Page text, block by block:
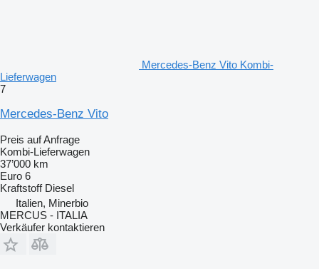
Mercedes-Benz Vito Kombi-
Lieferwagen
7
Mercedes-Benz Vito
Preis auf Anfrage
Kombi-Lieferwagen
37’000 km
Euro 6
Kraftstoff Diesel
Italien, Minerbio
MERCUS - ITALIA
Verkäufer kontaktieren